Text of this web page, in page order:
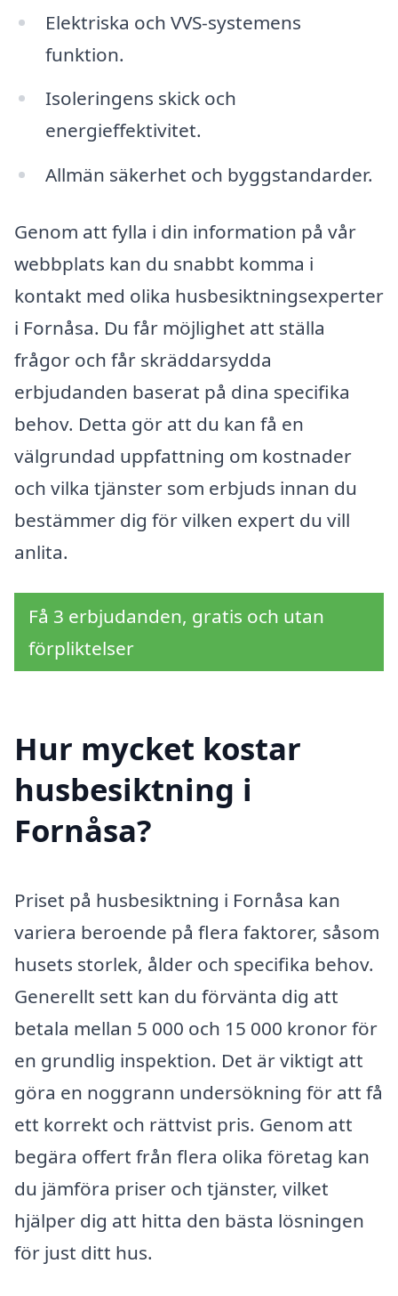
Elektriska och VVS-systemens
funktion.
Isoleringens skick och
energieffektivitet.
Allmän säkerhet och byggstandarder.
Genom att fylla i din information på vår
webbplats kan du snabbt komma i
kontakt med olika husbesiktningsexperter
i Fornåsa. Du får möjlighet att ställa
frågor och får skräddarsydda
erbjudanden baserat på dina specifika
behov. Detta gör att du kan få en
välgrundad uppfattning om kostnader
och vilka tjänster som erbjuds innan du
bestämmer dig för vilken expert du vill
anlita.
Få 3 erbjudanden, gratis och utan
förpliktelser
Hur mycket kostar
husbesiktning i
Fornåsa?
Priset på husbesiktning i Fornåsa kan
variera beroende på flera faktorer, såsom
husets storlek, ålder och specifika behov.
Generellt sett kan du förvänta dig att
betala mellan 5 000 och 15 000 kronor för
en grundlig inspektion. Det är viktigt att
göra en noggrann undersökning för att få
ett korrekt och rättvist pris. Genom att
begära offert från flera olika företag kan
du jämföra priser och tjänster, vilket
hjälper dig att hitta den bästa lösningen
för just ditt hus.